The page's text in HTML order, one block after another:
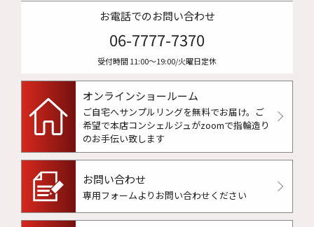
お電話でのお問い合わせ
06-7777-7370
受付時間 11:00〜19:00/火曜日定休
オンラインショールーム
ご自宅へサンプルリングを無料でお届け。 ご
希望で本店コンシェルジュがzoomで指輪造り
のお手伝い致します
お問い合わせ
専用フォームよりお問い合わせください